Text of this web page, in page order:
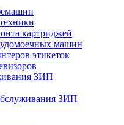
картриджей
машин
этикеток
ЗИП
ЗИП